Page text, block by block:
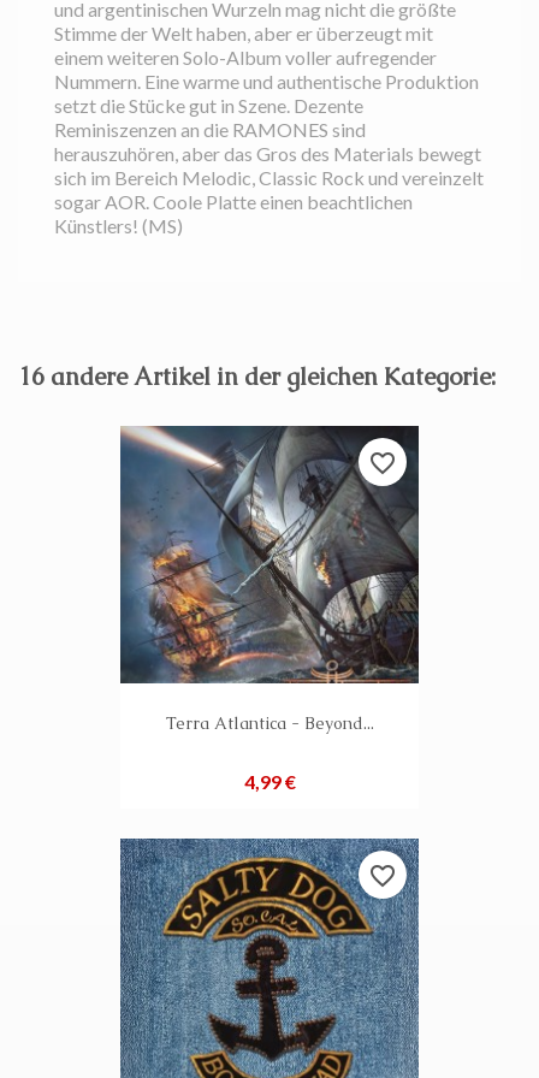
und argentinischen Wurzeln mag nicht die größte
Stimme der Welt haben, aber er überzeugt mit
einem weiteren Solo-Album voller aufregender
Nummern. Eine warme und authentische Produktion
setzt die Stücke gut in Szene. Dezente
Reminiszenzen an die RAMONES sind
herauszuhören, aber das Gros des Materials bewegt
sich im Bereich Melodic, Classic Rock und vereinzelt
sogar AOR. Coole Platte einen beachtlichen
Künstlers! (MS)
16 andere Artikel in der gleichen Kategorie:
Terra Atlantica - Beyond...
Preis
4,99 €
favorite_border
favorite_border